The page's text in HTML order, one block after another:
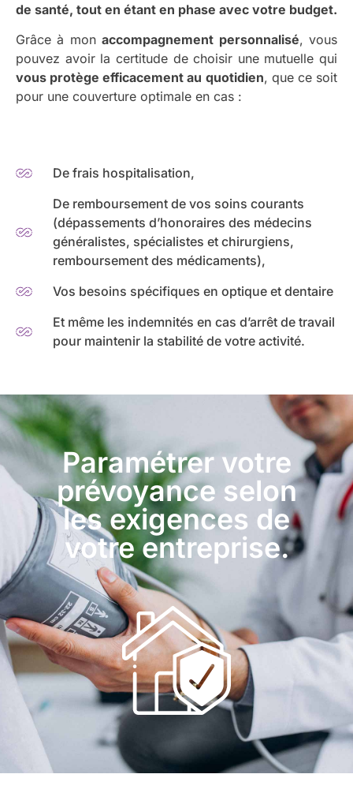
de santé, tout en étant en phase avec votre budget.
Grâce à monaccompagnement personnalisé, vous
pouvez avoir la certitude de choisir une mutuelle qui
vous protège efficacement au quotidien, que ce soit
pour une couverture optimale en cas :
De frais hospitalisation,
De remboursement de vos soins courants
(dépassements d’honoraires des médecins
généralistes, spécialistes et chirurgiens,
remboursement des médicaments),
Vos besoins spécifiques en optique et dentaire
Et même les indemnités en cas d’arrêt de travail
pour maintenir la stabilité de votre activité.
Paramétrer votre
prévoyance selon
les exigences de
votre entreprise.